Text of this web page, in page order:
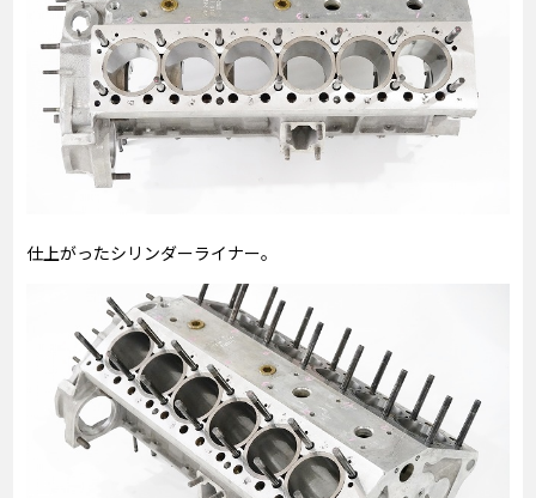
仕上がったシリンダーライナー。